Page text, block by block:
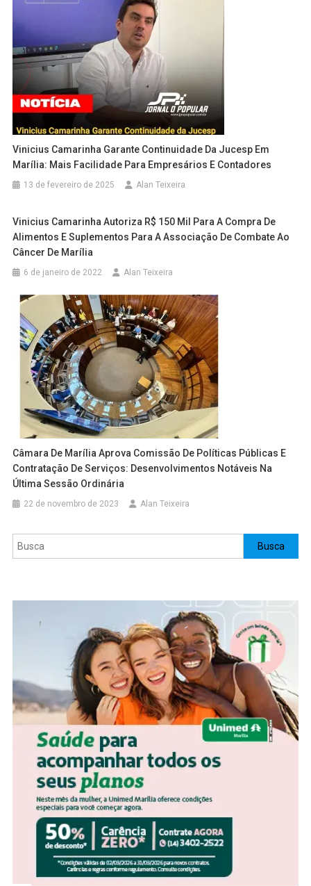
Vinicius Camarinha Garante Continuidade Da Jucesp Em
Marília: Mais Facilidade Para Empresários E Contadores
13 de fevereiro de 2025 Alan Teixeira
Vinicius Camarinha Autoriza R$ 150 Mil Para A Compra De
Alimentos E Suplementos Para A Associação De Combate Ao
Câncer De Marília
6 de janeiro de 2022 Alan Teixeira
Câmara De Marília Aprova Comissão De Políticas Públicas E
Contratação De Serviços: Desenvolvimentos Notáveis Na
Última Sessão Ordinária
22 de novembro de 2023 Alan Teixeira
Pesquisar Busca